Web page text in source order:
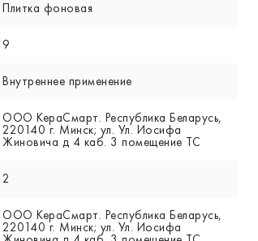
Плитка фоновая
9
Внутреннее применение
ООО КераСмарт. Республика Беларусь,
220140 г. Минск; ул. Ул. Иосифа
Жиновича д 4 каб. 3 помещение ТС
2
ООО КераСмарт. Республика Беларусь,
220140 г. Минск; ул. Ул. Иосифа